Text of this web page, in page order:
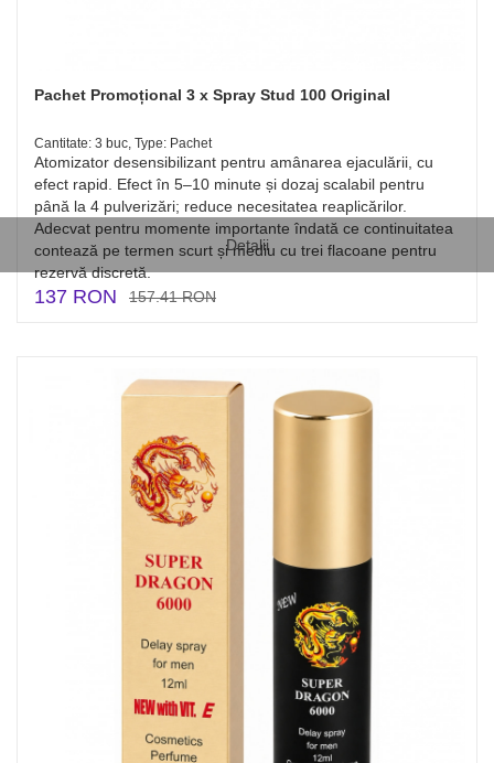
Detalii
Pachet Promoțional 3 x Spray Stud 100 Original
Cantitate: 3 buc, Type: Pachet
Atomizator desensibilizant pentru amânarea ejaculării, cu
efect rapid. Efect în 5–10 minute și dozaj scalabil pentru
până la 4 pulverizări; reduce necesitatea reaplicărilor.
Adecvat pentru momente importante îndată ce continuitatea
contează pe termen scurt și mediu cu trei flacoane pentru
rezervă discretă.
137 RON 157.41 RON